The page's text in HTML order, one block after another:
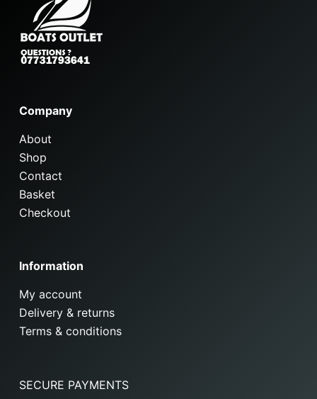
Company
About
Shop
Contact
Basket
Checkout
Information
My account
Delivery & returns
Terms & conditions
SECURE PAYMENTS